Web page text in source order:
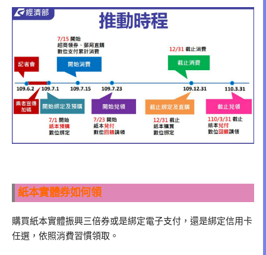
紙本實體券如何領
購買紙本實體振興三倍券或是綁定電子支付，還是綁定信用卡
任選，依照消費習慣領取。